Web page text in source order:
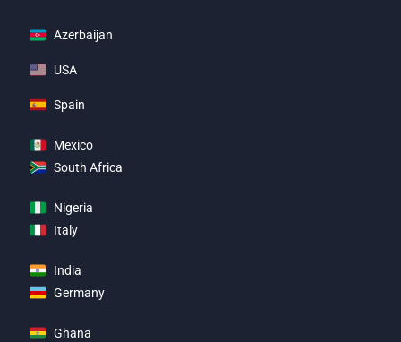
Azerbaijan
USA
Spain
Mexico
South Africa
Nigeria
Italy
India
Germany
Ghana